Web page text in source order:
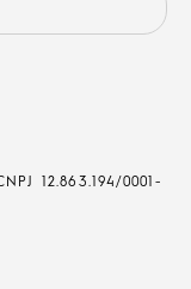
12.863.194/0001-